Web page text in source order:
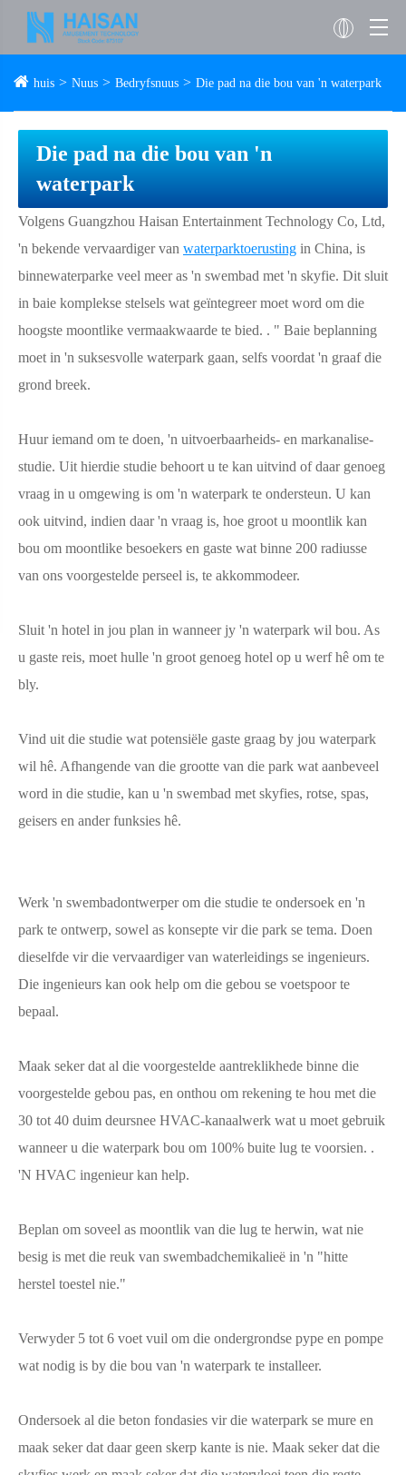
huis Nuus Bedryfsnuus Die pad na die bou van 'n waterpark
Die pad na die bou van 'n
waterpark
Volgens Guangzhou Haisan Entertainment Technology Co, Ltd,
'n bekende vervaardiger van waterparktoerusting in China, is
binnewaterparke veel meer as 'n swembad met 'n skyfie. Dit sluit
in baie komplekse stelsels wat geïntegreer moet word om die
hoogste moontlike vermaakwaarde te bied. . " Baie beplanning
moet in 'n suksesvolle waterpark gaan, selfs voordat 'n graaf die
grond breek.
Huur iemand om te doen, 'n uitvoerbaarheids- en markanalise-
studie. Uit hierdie studie behoort u te kan uitvind of daar genoeg
vraag in u omgewing is om 'n waterpark te ondersteun. U kan
ook uitvind, indien daar 'n vraag is, hoe groot u moontlik kan
bou om moontlike besoekers en gaste wat binne 200 radiusse
van ons voorgestelde perseel is, te akkommodeer.
Sluit 'n hotel in jou plan in wanneer jy 'n waterpark wil bou. As
u gaste reis, moet hulle 'n groot genoeg hotel op u werf hê om te
bly.
Vind uit die studie wat potensiële gaste graag by jou waterpark
wil hê. Afhangende van die grootte van die park wat aanbeveel
word in die studie, kan u 'n swembad met skyfies, rotse, spas,
geisers en ander funksies hê.
Werk 'n swembadontwerper om die studie te ondersoek en 'n
park te ontwerp, sowel as konsepte vir die park se tema. Doen
dieselfde vir die vervaardiger van waterleidings se ingenieurs.
Die ingenieurs kan ook help om die gebou se voetspoor te
bepaal.
Maak seker dat al die voorgestelde aantreklikhede binne die
voorgestelde gebou pas, en onthou om rekening te hou met die
30 tot 40 duim deursnee HVAC-kanaalwerk wat u moet gebruik
wanneer u die waterpark bou om 100% buite lug te voorsien. .
'N HVAC ingenieur kan help.
Beplan om soveel as moontlik van die lug te herwin, wat nie
besig is met die reuk van swembadchemikalieë in 'n "hitte
herstel toestel nie."
Verwyder 5 tot 6 voet vuil om die ondergrondse pype en pompe
wat nodig is by die bou van 'n waterpark te installeer.
Ondersoek al die beton fondasies vir die waterpark se mure en
maak seker dat daar geen skerp kante is nie. Maak seker dat die